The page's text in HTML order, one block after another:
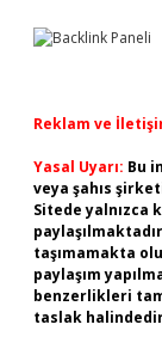
Reklam ve
Yasal Uyarı: Bu
veya şahıs
Sitede yalnızca
taşımamakta
paylaşım
benzerlikleri
taslak